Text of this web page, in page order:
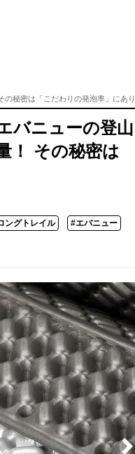
秘密は「こだわりの発泡率」にあり
バニューの登山
！ その秘密は
ングトレイル #エバニュー